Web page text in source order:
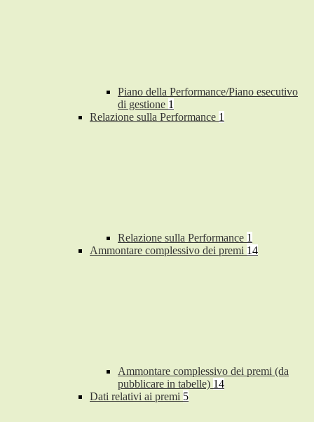
Piano della Performance/Piano esecutivo
di gestione 1
Relazione sulla Performance 1
Relazione sulla Performance 1
Ammontare complessivo dei premi 14
Ammontare complessivo dei premi (da
pubblicare in tabelle) 14
Dati relativi ai premi 5